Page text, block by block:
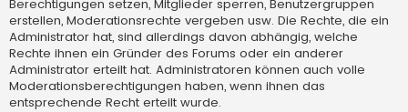
Berechtigungen setzen, Mitglieder sperren, Benutzergruppen
erstellen, Moderationsrechte vergeben usw. Die Rechte, die ein
Administrator hat, sind allerdings davon abhängig, welche
Rechte ihnen ein Gründer des Forums oder ein anderer
Administrator erteilt hat. Administratoren können auch volle
Moderationsberechtigungen haben, wenn ihnen das
entsprechende Recht erteilt wurde.